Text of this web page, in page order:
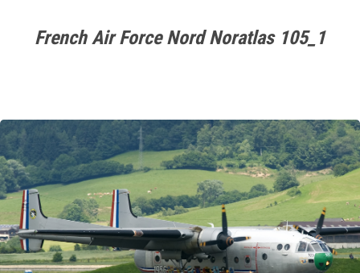
French Air Force Nord Noratlas 105_1